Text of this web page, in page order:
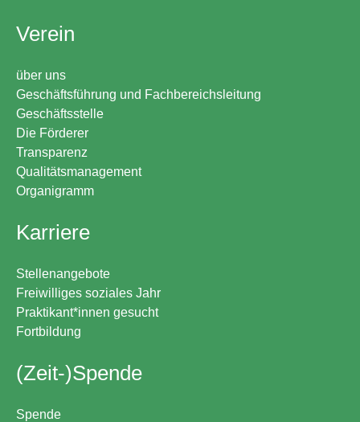
Verein
über uns
Geschäftsführung und Fachbereichsleitung
Geschäftsstelle
Die Förderer
Transparenz
Qualitätsmanagement
Organigramm
Karriere
Stellenangebote
Freiwilliges soziales Jahr
Praktikant*innen gesucht
Fortbildung
(Zeit-)Spende
Spende